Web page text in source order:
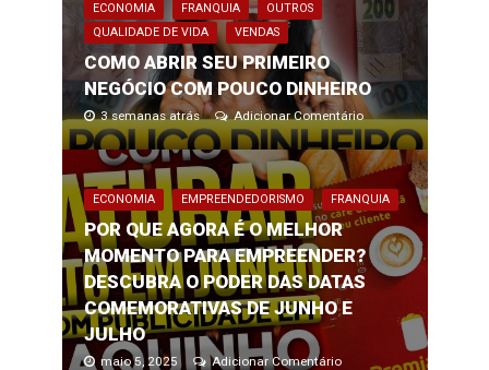
ECONOMIA FRANQUIA
OUTROS
QUALIDADE DE VIDA
VENDAS
COMO ABRIR SEU PRIMEIRO
NEGÓCIO COM POUCO DINHEIRO
3 semanas atrás Adicionar Comentário
ECONOMIA EMPREENDEDORISMO FRANQUIA
POR QUE AGORA É O MELHOR
MOMENTO PARA EMPREENDER?
DESCUBRA O PODER DAS DATAS
COMEMORATIVAS DE JUNHO E
JULHO
maio 5, 2025 Adicionar Comentário